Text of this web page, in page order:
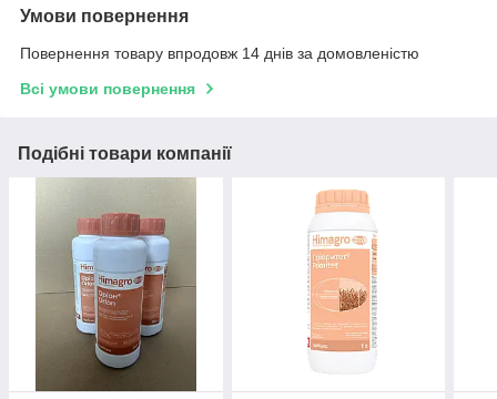
Умови повернення
Повернення товару впродовж 14 днів за домовленістю
Всі умови повернення
Подібні товари компанії